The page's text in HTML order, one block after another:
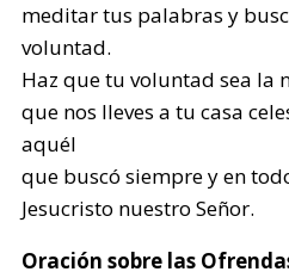
meditar tus palabras y
voluntad.
Haz que tu voluntad sea la
que nos lleves a tu casa
aquél
que buscó siempre y en
Jesucristo nuestro Señor.
Oración sobre las